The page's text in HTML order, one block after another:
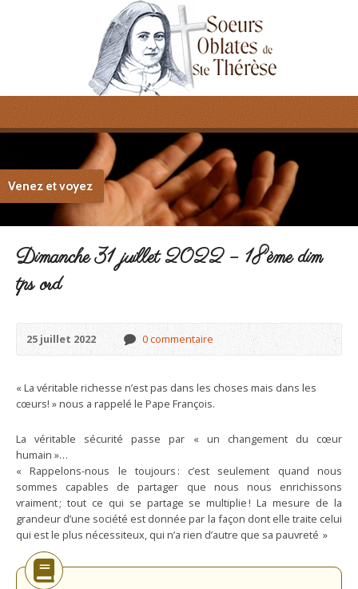
Venez et voyez
Dimanche 31 juillet 2022 – 18ème dim
tps ord
25 juillet 2022 0 commentaire
« La véritable richesse n’est pas dans les choses mais dans les
cœurs! » nous a rappelé le Pape François.
La véritable sécurité passe par « un changement du cœur
humain »…
« Rappelons-nous le toujours : c’est seulement quand nous
sommes capables de partager que nous nous enrichissons
vraiment ; tout ce qui se partage se multiplie ! La mesure de la
grandeur d’une société est donnée par la façon dont elle traite celui
qui est le plus nécessiteux, qui n’a rien d’autre que sa pauvreté »